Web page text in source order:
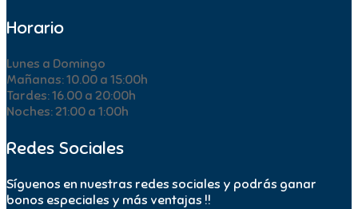
Horario
Lunes a Domingo
Mañanas: 10.00 a 15:00h
Tardes: 16.00 a 20:00h
Noches: 21:00 a 1:00h
Redes Sociales
Síguenos en nuestras redes sociales y podrás ganar
bonos especiales y más ventajas !!